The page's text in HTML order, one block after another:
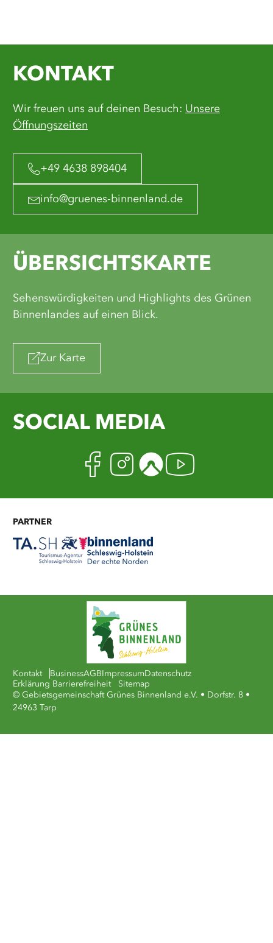
KONTAKT
Wir freuen uns auf deinen Besuch: Unsere
Öffnungszeiten
+49 4638 898404
info@gruenes-binnenland.de
ÜBERSICHTSKARTE
Sehenswürdigkeiten und Highlights des Grünen
Binnenlandes auf einen Blick.
Zur Karte
SOCIAL MEDIA
Facebook
Instagram
Komoot
PARTNER
Kontakt BusinessAGB ImpressumDatenschutz
Erklärung Barrierefreiheit
Sitemap
© Gebietsgemeinschaft Grünes Binnenland e.V. • Dorfstr. 8 •
24963 Tarp